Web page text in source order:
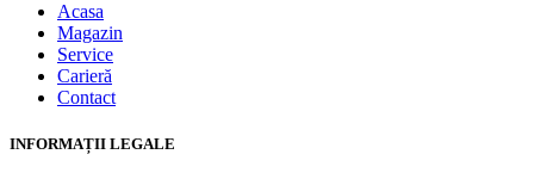
Acasa
Magazin
Service
Carieră
Contact
INFORMAȚII LEGALE